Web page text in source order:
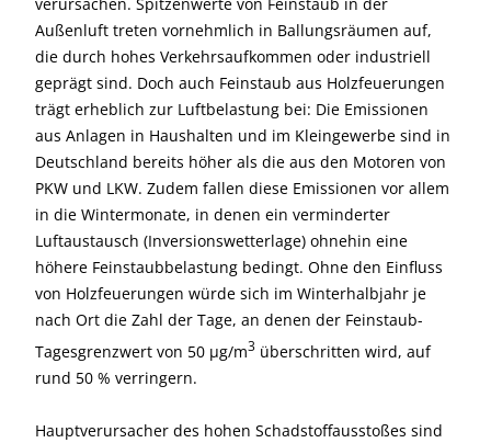
verursachen. Spitzenwerte von Feinstaub in der
Außenluft treten vornehmlich in Ballungsräumen auf,
die durch hohes Verkehrsaufkommen oder industriell
geprägt sind. Doch auch Feinstaub aus Holzfeuerungen
trägt erheblich zur Luftbelastung bei: Die Emissionen
aus Anlagen in Haushalten und im Kleingewerbe sind in
Deutschland bereits höher als die aus den Motoren von
PKW und LKW. Zudem fallen diese Emissionen vor allem
in die Winter­monate, in denen ein verminderter
Luftaustausch (Inversionswetter­lage) ohnehin eine
höhere Feinstaub­belastung bedingt. Ohne den Einfluss
von Holzfeuerungen würde sich im Winterhalbjahr je
nach Ort die Zahl der Tage, an denen der Feinstaub-
Tages­grenzwert von 50 µg/m3 überschritten wird, auf
rund 50 % verringern.
Hauptverursacher des hohen Schadstoffausstoßes sind